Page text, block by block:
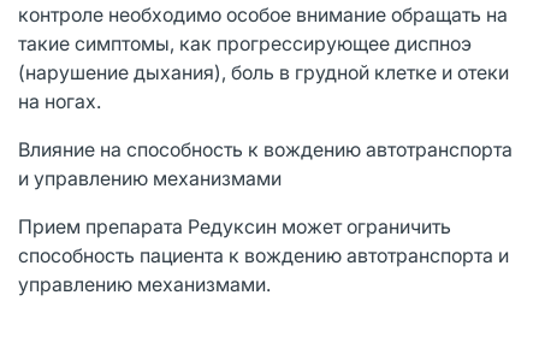
контроле необходимо особое внимание обращать на
такие симптомы, как прогрессирующее диспноэ
(нарушение дыхания), боль в грудной клетке и отеки
на ногах.
Влияние на способность к вождению автотранспорта
и управлению механизмами
Прием препарата Редуксин может ограничить
способность пациента к вождению автотранспорта и
управлению механизмами.